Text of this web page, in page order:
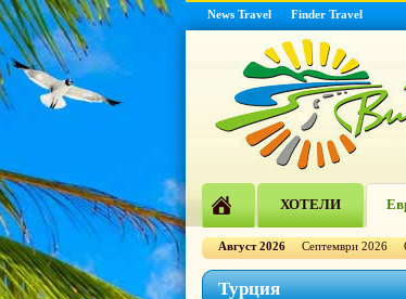
News Travel Finder Travel
ХОТЕЛИ
Август 2026 Септември 2026
Турция